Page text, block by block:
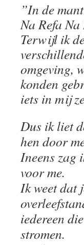
”In de
Na Refa Na
Terwijl ik
omgeving,
konden
iets in mij
Dus ik liet
hen door
Ineens zag
voor me.
Ik weet dat
iedereen
stromen.